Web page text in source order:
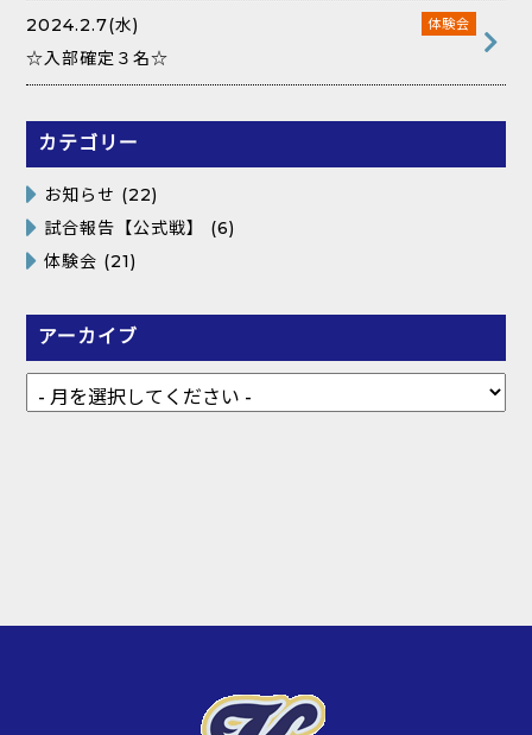
2024.2.7(水) 体験会
☆入部確定３名☆
カテゴリー
お知らせ (22)
試合報告【公式戦】
(6)
体験会 (21)
アーカイブ